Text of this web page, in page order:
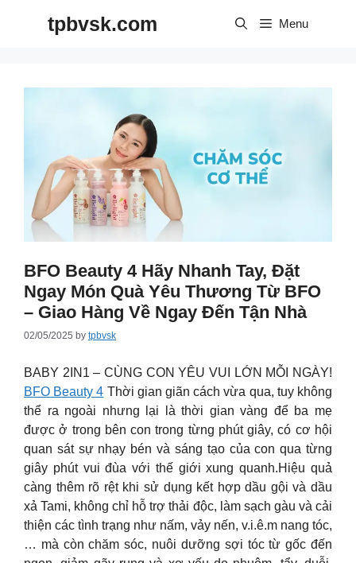
tpbvsk.com Menu
BFO Beauty 4 Hãy Nhanh Tay, Đặt
Ngay Món Quà Yêu Thương Từ BFO
– Giao Hàng Về Ngay Đến Tận Nhà
02/05/2025 by tpbvsk
BABY 2IN1 – CÙNG CON YÊU VUI LỚN MỖI NGÀY!
BFO Beauty 4 Thời gian giãn cách vừa qua, tuy không
thể ra ngoài nhưng lại là thời gian vàng để ba mẹ
được ở trong bên con trong từng phút giây, có cơ hội
quan sát sự nhạy bén và sáng tạo của con qua từng
giây phút vui đùa với thế giới xung quanh.Hiệu quả
càng thêm rõ rệt khi sử dụng kết hợp dầu gội và dầu
xả Tami, không chỉ hỗ trợ thải độc, làm sạch gàu và cải
thiện các tình trạng như nấm, vảy nến, v.i.ê.m nang tóc,
… mà còn chăm sóc, nuôi dưỡng sợi tóc từ gốc đến